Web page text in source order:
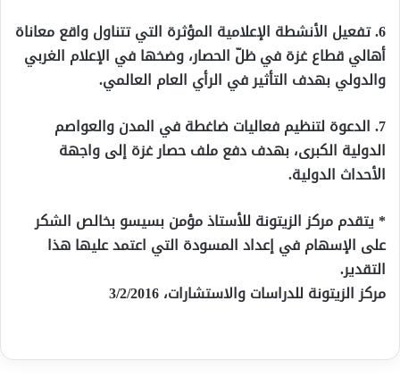
6. تفعيل الأنشطة الإعلامية المؤثرة التي تتناول واقع معاناة
أهالي قطاع غزة في ظلّ الحصار، وضخها في الإعلام الغربي
والدولي بهدف التأثير في الرأي العام العالمي.
7. الدعوة لتنظيم فعاليات ضاغطة في المدن والعواصم
الدولية الكبرى، بهدف دفع ملف حصار غزة إلى واجهة
الأحداث الدولية.
* يتقدم مركز الزيتونة للأستاذ مؤمن بسيسو بخالص الشكر
على الإسهام في إعداد المسودة التي اعتمد عليها هذا
التقدير.
مركز الزيتونة للدراسات والاستشارات، 3/2/2016